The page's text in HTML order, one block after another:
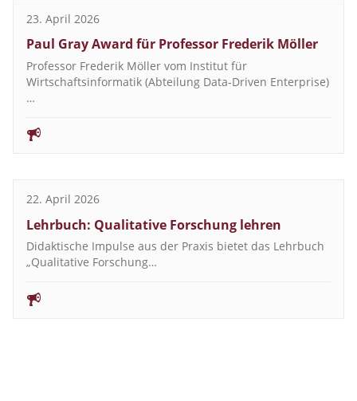
23. April 2026
Paul Gray Award für Professor Frederik Möller
Professor Frederik Möller vom Institut für
Wirtschaftsinformatik (Abteilung Data-Driven Enterprise)
…
22. April 2026
Lehrbuch: Qualitative Forschung lehren
Didaktische Impulse aus der Praxis bietet das Lehrbuch
„Qualitative Forschung…